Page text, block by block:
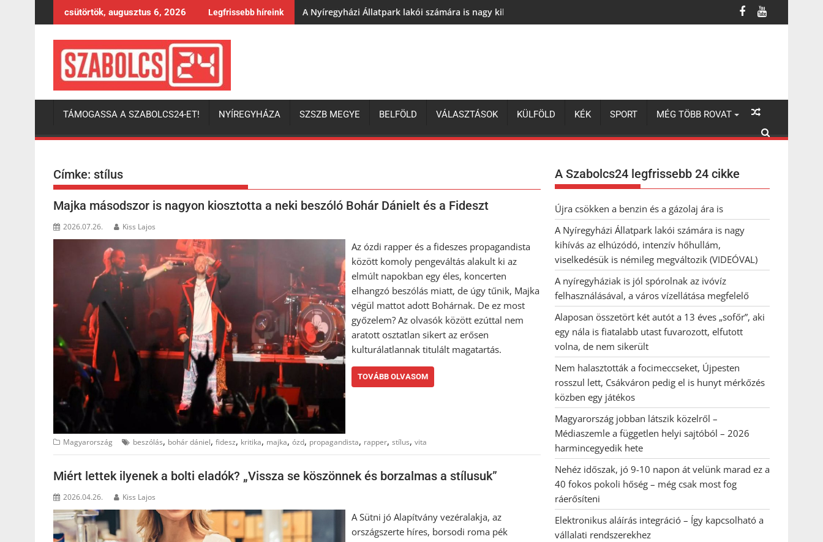
to
csütörtök, augusztus 6, 2026 Legfrissebb híreink A Nyíregyházi Állatpark lakói számára is nagy kihívás az elhúzódó, intenzív hőhullám, viselkedésük is némileg megváltozik
TÁMOGASSA A SZABOLCS24-ET! NYÍREGYHÁZA SZSZB MEGYE BELFÖLD VÁLASZTÁSOK KÜLFÖLD KÉK SPORT MÉG TÖBB ROVAT
Címke: stílus
Majka másodszor is nagyon kiosztotta a neki beszóló Bohár Dánielt és a Fideszt
2026.07.26. Kiss Lajos
Az ózdi rapper és a fideszes propagandista
között komoly pengeváltás alakult ki az
elmúlt napokban egy éles, koncerten
elhangzó beszólás miatt, de úgy tűnik, Majka
végül mattot adott Bohárnak. De ez most
győzelem? Az olvasók között ezúttal nem
aratott osztatlan sikert az erősen
kulturálatlannak titulált magatartás.
TOVÁBB OLVASOM
Magyarország beszólás, bohár dániel, fidesz, kritika, majka, ózd, propagandista, rapper, stílus, vita
Miért lettek ilyenek a bolti eladók? „Vissza se köszönnek és borzalmas a stílusuk”
2026.04.26. Kiss Lajos
A Sütni jó Alapítvány vezéralakja, az
országszerte híres, borsodi roma pék
A Szabolcs24 legfrissebb 24 cikke
Újra csökken a benzin és a gázolaj ára is
A Nyíregyházi Állatpark lakói számára is nagy
kihívás az elhúzódó, intenzív hőhullám,
viselkedésük is némileg megváltozik (VIDEÓVAL)
A nyíregyháziak is jól spórolnak az ivóvíz
felhasználásával, a város vízellátása megfelelő
Alaposan összetört két autót a 13 éves „sofőr”, aki
egy nála is fiatalabb utast fuvarozott, elfutott
volna, de nem sikerült
Nem halasztották a focimeccseket, Újpesten
rosszul lett, Csákváron pedig el is hunyt mérkőzés
közben egy játékos
Magyarország jobban látszik közelről –
Médiaszemle a független helyi sajtóból – 2026
harmincegyedik hete
Nehéz időszak, jó 9-10 napon át velünk marad ez a
40 fokos pokoli hőség – még csak most fog
ráerősíteni
Elektronikus aláírás integráció – Így kapcsolható a
vállalati rendszerekhez